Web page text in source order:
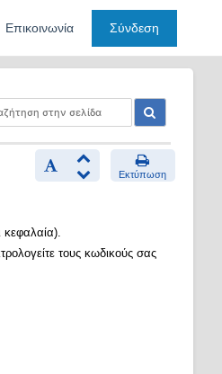
Επικοινωνία Σύνδεση
Εκτύπωση
κεφαλαία).
τους κωδικούς σας